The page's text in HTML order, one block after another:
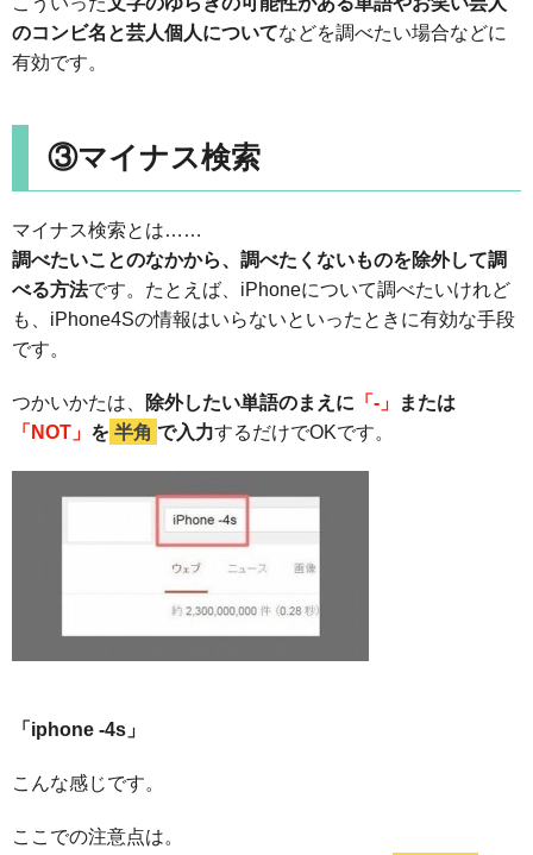
のコンビ名と芸人個人についてなどを調べたい場合などに
有効です。
③マイナス検索
マイナス検索とは……
調べたいことのなかから、調べたくないものを除外して調
べる方法です。たとえば、iPhoneについて調べたいけれど
も、iPhone4Sの情報はいらないといったときに有効な手段
です。
つかいかたは、 除外したい単語のまえに 「-」
または
「NOT」 を 半角 で入力するだけでOKです。
「iphone -4s」
こんな感じです。
ここでの注意点は。